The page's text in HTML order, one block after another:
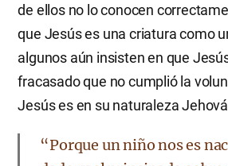
de ellos no lo conocen
que Jesús es una criatura como
algunos aún insisten en que
fracasado que no cumplió la
Jesús es en su naturaleza
​“Porque un niño nos es